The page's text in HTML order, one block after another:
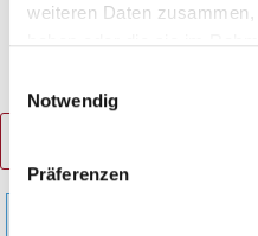
weiteren Daten
haben oder die sie im
Notwendig
Präferenzen